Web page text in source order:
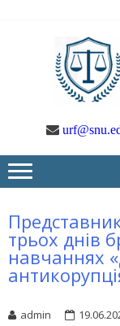
navigation
трьох днів
навчаннях
admin